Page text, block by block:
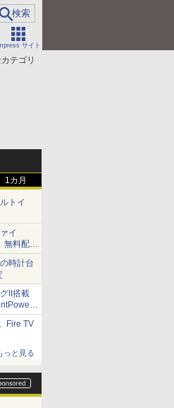
サイト
テゴリ
1カ月
トイ
イ
無料配信
時計台
II搭載
Fire TV
っと見る